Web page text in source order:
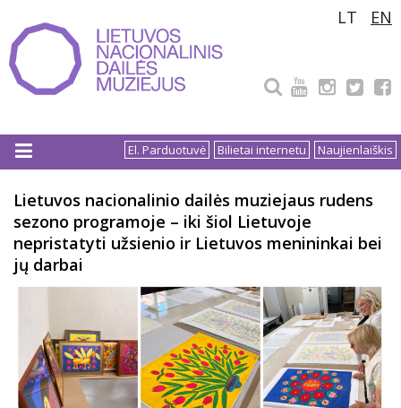
prie
turinio
LT EN
Naujienlaiškis
Bilietai internetu
El. Parduotuvė
Lietuvos nacionalinio dailės muziejaus rudens
sezono programoje – iki šiol Lietuvoje
nepristatyti užsienio ir Lietuvos menininkai bei
jų darbai